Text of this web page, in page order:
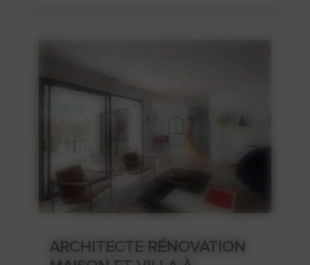
ARCHITECTE RÉNOVATION